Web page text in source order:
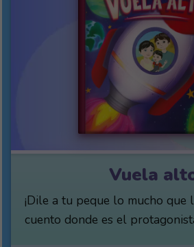
Vuela
¡Dile a tu peque lo mucho que
cuento donde es el